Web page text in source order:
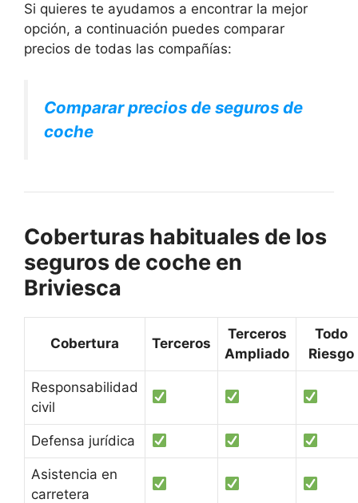
Si quieres te ayudamos a encontrar la mejor
opción, a continuación puedes comparar
precios de todas las compañías:
Comparar precios de seguros de
coche
Coberturas habituales de los
seguros de coche en
Briviesca
Cobertura Terceros
Terceros
Ampliado
Todo
Riesgo
Responsabilidad
civil
Defensa jurídica
Asistencia en
carretera